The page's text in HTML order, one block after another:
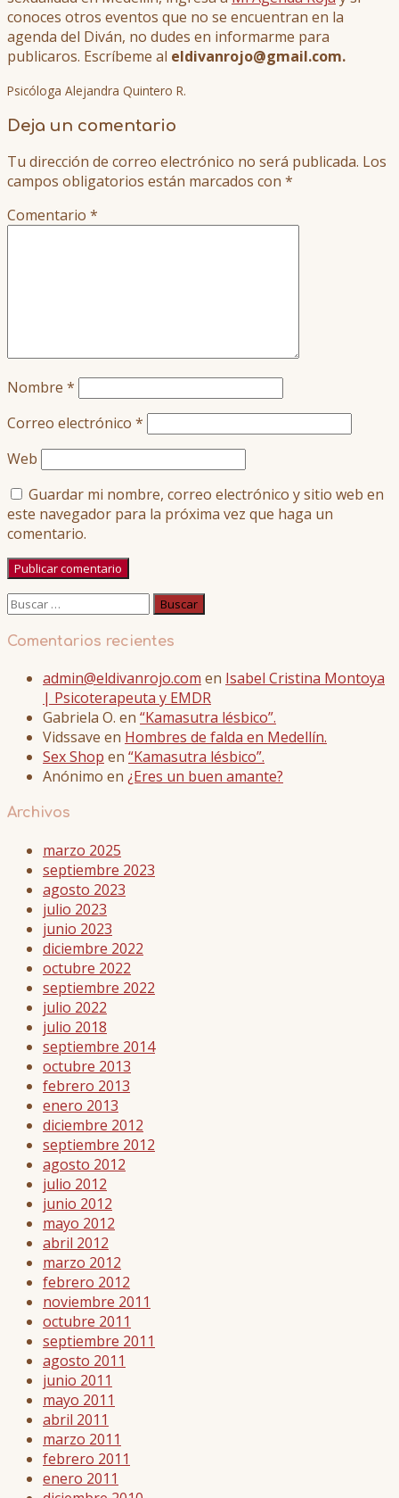
conoces otros eventos que no se encuentran en la
agenda del Diván, no dudes en informarme para
publicaros. Escríbeme al eldivanrojo@gmail.com.
Psicóloga Alejandra Quintero R.
Deja un comentario
Tu dirección de correo electrónico no será publicada. Los
campos obligatorios están marcados con *
Comentario *
Nombre *
Correo electrónico *
Web
Guardar mi nombre, correo electrónico y sitio web en
este navegador para la próxima vez que haga un
comentario.
Buscar:
Comentarios recientes
admin@eldivanrojo.com en Isabel Cristina Montoya
| Psicoterapeuta y EMDR
Gabriela O. en “Kamasutra lésbico”.
Vidssave en Hombres de falda en Medellín.
Sex Shop en “Kamasutra lésbico”.
Anónimo en ¿Eres un buen amante?
Archivos
marzo 2025
septiembre 2023
agosto 2023
julio 2023
junio 2023
diciembre 2022
octubre 2022
septiembre 2022
julio 2022
julio 2018
septiembre 2014
octubre 2013
febrero 2013
enero 2013
diciembre 2012
septiembre 2012
agosto 2012
julio 2012
junio 2012
mayo 2012
abril 2012
marzo 2012
febrero 2012
noviembre 2011
octubre 2011
septiembre 2011
agosto 2011
junio 2011
mayo 2011
abril 2011
marzo 2011
febrero 2011
enero 2011